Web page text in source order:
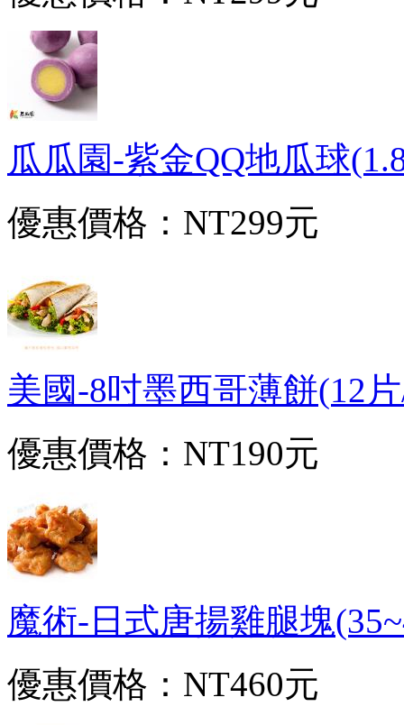
瓜瓜園-紫金QQ地瓜球
優惠價格： NT299元
美國-8吋墨西哥薄餅(12
優惠價格： NT190元
魔術-日式唐揚雞腿塊
優惠價格： NT460元